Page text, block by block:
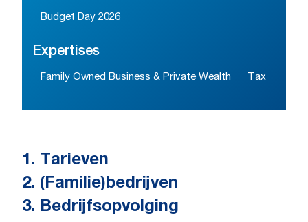
Budget Day 2026
Expertises
Family Owned Business & Private Wealth Tax
1. Tarieven
2. (Familie)bedrijven
3. Bedrijfsopvolging